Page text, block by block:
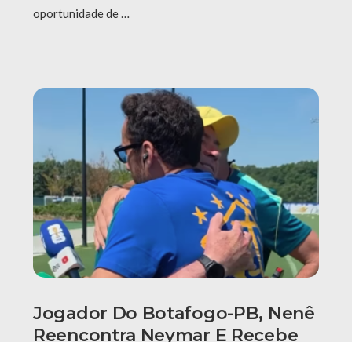
oportunidade de …
Jogador Do Botafogo-PB, Nenê
Reencontra Neymar E Recebe